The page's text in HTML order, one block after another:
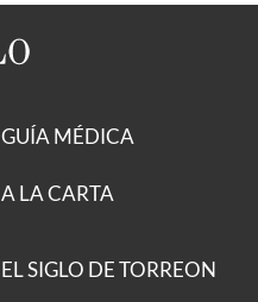
GUÍA MÉDICA
A LA CARTA
EL SIGLO DE TORREON